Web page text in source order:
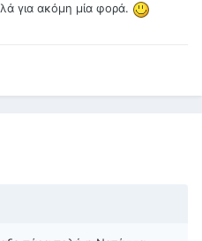
για ακόμη μία φορά.